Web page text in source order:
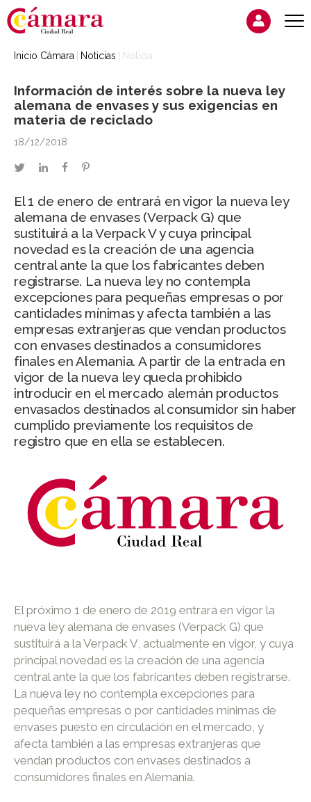
Inicio Cámara Noticias Noticia
Información de interés sobre la nueva ley
alemana de envases y sus exigencias en
materia de reciclado
18/12/2018
twitterlinkedinfacebookpinterest
El 1 de enero de entrará en vigor la nueva ley
alemana de envases (Verpack G) que
sustituirá a la Verpack V y cuya principal
novedad es la creación de una agencia
central ante la que los fabricantes deben
registrarse. La nueva ley no contempla
excepciones para pequeñas empresas o por
cantidades mínimas y afecta también a las
empresas extranjeras que vendan productos
con envases destinados a consumidores
finales en Alemania. A partir de la entrada en
vigor de la nueva ley queda prohibido
introducir en el mercado alemán productos
envasados destinados al consumidor sin haber
cumplido previamente los requisitos de
registro que en ella se establecen.
El próximo 1 de enero de 2019 entrará en vigor la
nueva ley alemana de envases (Verpack G) que
sustituirá a la Verpack V, actualmente en vigor, y cuya
principal novedad es la creación de una agencia
central ante la que los fabricantes deben registrarse.
La nueva ley no contempla excepciones para
pequeñas empresas o por cantidades mínimas de
envases puesto en circulación en el mercado, y
afecta también a las empresas extranjeras que
vendan productos con envases destinados a
consumidores finales en Alemania.